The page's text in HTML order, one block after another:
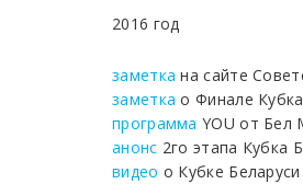
2016 год
заметка на сайте
заметка о Финале
программа YOU от Бел
анонс 2го этапа Кубка
видео о Кубке